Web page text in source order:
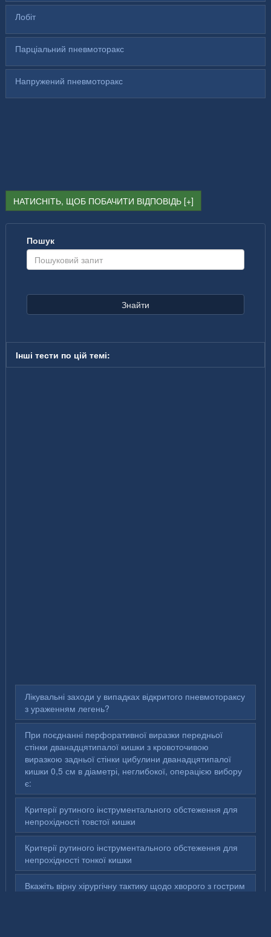
Лобіт
Парціальний пневмоторакс
Напружений пневмоторакс
НАТИСНІТЬ, ЩОБ ПОБАЧИТИ ВІДПОВІДЬ
Пошук
Знайти
Інші тести по цій темі:
Лікувальні заходи у випадках відкритого пневмотораксу
з ураженням легень?
При поєднанні перфоративної виразки передньої
стінки дванадцятипалої кишки з кровоточивою
виразкою задньої стінки цибулини дванадцятипалої
кишки 0,5 см в діаметрі, неглибокої, операцією вибору
є:
Критерії рутиного інструментального обстеження для
непрохідності товстої кишки
Критерії рутиного інструментального обстеження для
непрохідності тонкої кишки
Вкажіть вірну хірургічну тактику щодо хворого з гострим